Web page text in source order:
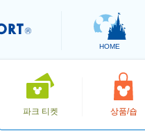
HOME
파크 티켓 상품/숍